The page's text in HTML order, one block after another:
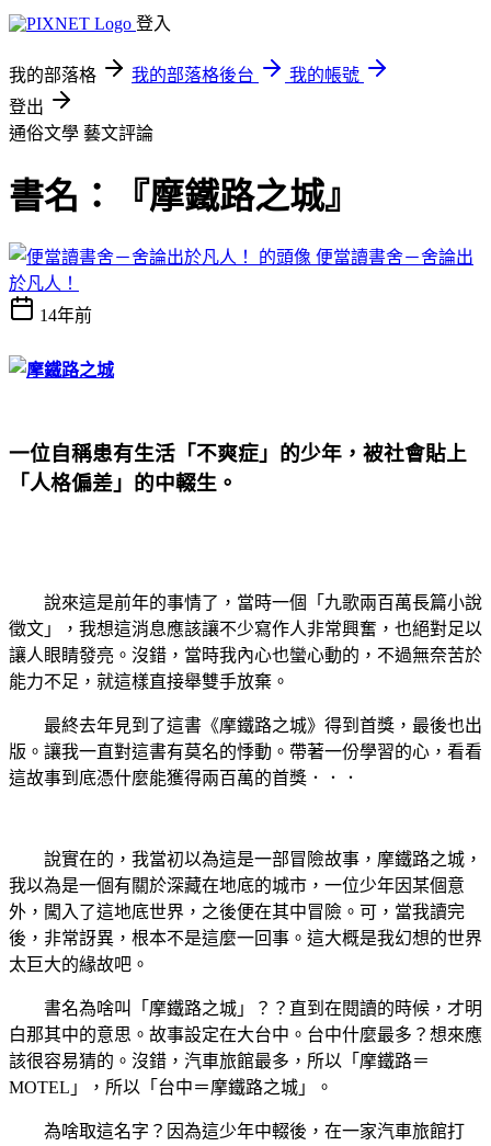
登入
我的部落格 我的部落格後台
我的帳號
登出
通俗文學 藝文評論
書名：『摩鐵路之城』
便當讀書舍－舍論出
於凡人！
14年前
一位自稱患有生活「不爽症」的少年， 被社會貼上
「人格偏差」的中輟生。
說來這是前年的事情了，當時一個「九歌兩百萬長篇小說
徵文」，我想這消息應該讓不少寫作人非常興奮，也絕對足以
讓人眼睛發亮。沒錯，當時我內心也蠻心動的，不過無奈苦於
能力不足，就這樣直接舉雙手放棄。
最終去年見到了這書《摩鐵路之城》得到首獎，最後也出
版。讓我一直對這書有莫名的悸動。 帶著一份學習的心，看看
這故事到底憑什麼能獲得兩百萬的首獎．．．
說實在的，我當初以為這是一部冒險故事，摩鐵路之城，
我以為是一個有關於深藏在地底的城市，一位少年因某個意
外，闖入了這地底世界，之後便在其中冒險。可，當我讀完
後，非常訝異，根本不是這麼一回事。這大概是我幻想的世界
太巨大的緣故吧。
書名為啥叫「摩鐵路之城」？？直到在閱讀的時候，才明
白那其中的意思。故事設定在大台中。台中什麼最多？想來應
該很容易猜的。沒錯，汽車旅館最多，所以「摩鐵路＝
MOTEL」，所以「台中＝摩鐵路之城」。
為啥取這名字？因為這少年中輟後，在一家汽車旅館打